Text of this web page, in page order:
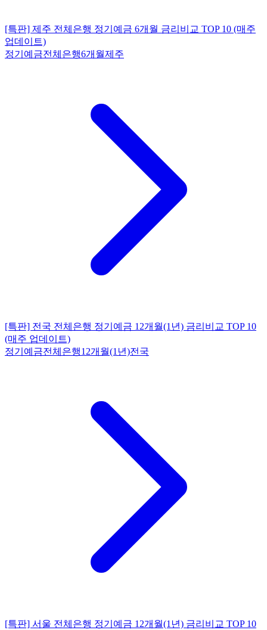
[특판] 제주 전체은행 정기예금 6개월 금리비교 TOP 10 (매주
업데이트)
정기예금전체은행6개월제주
[특판] 전국 전체은행 정기예금 12개월(1년) 금리비교 TOP 10
(매주 업데이트)
정기예금전체은행12개월(1년)전국
[특판] 서울 전체은행 정기예금 12개월(1년) 금리비교 TOP 10